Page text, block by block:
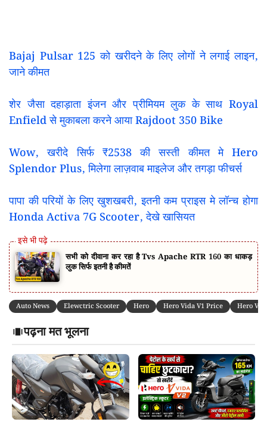
Bajaj Pulsar 125 को खरीदने के लिए लोगों ने लगाई लाइन,
जाने कीमत
शेर जैसा दहाड़ाता इंजन और प्रीमियम लुक के साथ Royal
Enfield से मुकाबला करने आया Rajdoot 350 Bike
Wow, खरीदे सिर्फ ₹2538 की सस्ती कीमत मे Hero
Splendor Plus, मिलेगा लाज़वाब माइलेज और तगड़ा फीचर्स
पापा की परियों के लिए खुशखबरी, इतनी कम प्राइस मे लॉन्च होगा
Honda Activa 7G Scooter, देखे खासियत
सभी को दीवाना कर रहा है Tvs Apache RTR 160 का धाकड़
लुक सिर्फ इतनी है कीमतें
Auto News Elewctric Scooter Hero Hero Vida V1 Price Hero
पढ़ना मत भूलना